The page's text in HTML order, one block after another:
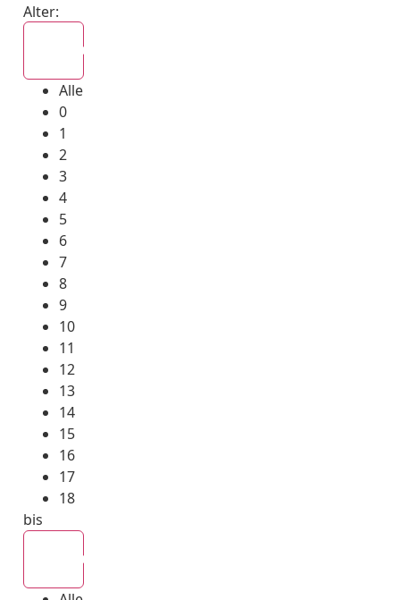
Alter:
Alle
0
1
2
3
4
5
6
7
8
9
10
11
12
13
14
15
16
17
18
bis